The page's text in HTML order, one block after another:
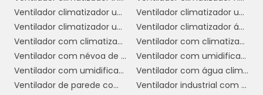
especialmente em locais com grande
circulação de pessoas.
Verifique a Eficiência Energética:
Procure por modelos que possuam uma boa
classificação de eficiência energética. Isso não
apenas garantirá um melhor desempenho, mas
Ventilador climatizador umidificador
Ventilador climatizador umidificador industrial
Ventilador climatizador umidificador parede industrial
Ventilador climatizador água
Ventilador com climatizador
Ventilador com climatizador de água
Ventilador com névoa de água preço
Ventilador com umidificador
Ventilador com umidificador industrial
Ventilador com água climatizador
Ventilador de parede com climatizador
Ventilador industrial com umidificador